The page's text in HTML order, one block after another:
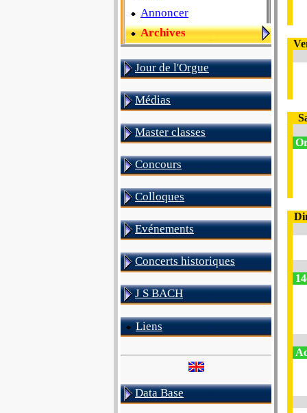
Annoncer
Archives
Jour de l'Orgue
Médias
Master classes
Concours
Colloques
Evénements
Concerts historiques
J S BACH
Liens
Data Base